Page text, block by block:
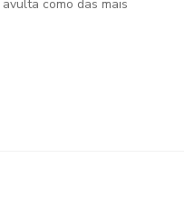
como das mais